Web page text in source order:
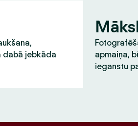
dabā jebkāda
apmaiņa,
ieganstu